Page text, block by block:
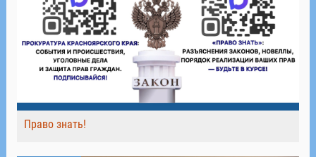
Право знать!